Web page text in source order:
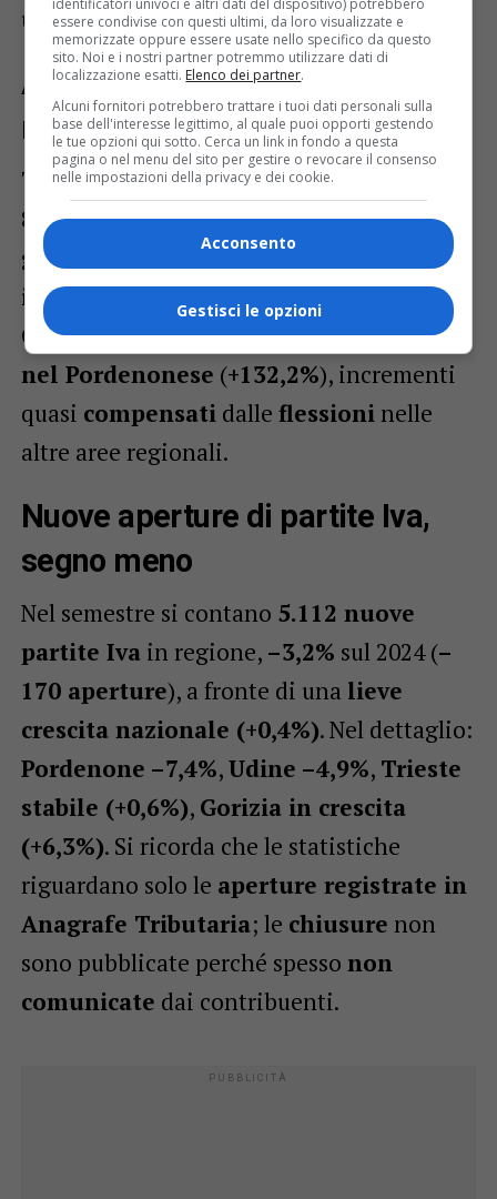
unità).
Ammortizzatori sociali: lieve
rialzo della CIG
Tragennaio e giugno 2025autorizzate
8,1 milioni di oredicassa integrazione
guadagni
+1,4%sul 2024). Spiccano gli
interventi ordinari in provincia di
Gorizia(+72,9%) e laCIG straordinaria
nel Pordenonese (+132,2%), incrementi
quasi compensatidalle flessioninelle
altre aree regionali.
Nuove aperture di partite Iva,
segno meno
Nel semestre si contano 5.112 nuove
partite Ivain regione, –3,2% sul 2024 (–
170 aperture), a fronte di una lieve
crescita nazionale (+0,4%). Nel dettaglio:
Pordenone –7,4%,Udine –4,9%, Trieste
stabile (+0,6%), Gorizia in crescita
(+6,3%). Si ricorda che le statistiche
riguardano solo le aperture registrate in
Anagrafe Tributaria; le chiusure non
sono pubblicate perché spesso non
comunicate dai contribuenti.
identificatori univoci e altri dati del dispositivo) potrebbero
essere condivise con questi ultimi, da loro visualizzate e
memorizzate oppure essere usate nello specifico da questo
sito. Noi e i nostri partner potremmo utilizzare dati di
localizzazione esatti. Elenco dei partner.
Alcuni fornitori potrebbero trattare i tuoi dati personali sulla
base dell'interesse legittimo, al quale puoi opporti gestendo
le tue opzioni qui sotto. Cerca un link in fondo a questa
pagina o nel menu del sito per gestire o revocare il consenso
nelle impostazioni della privacy e dei cookie.
Acconsento
Gestisci le opzioni